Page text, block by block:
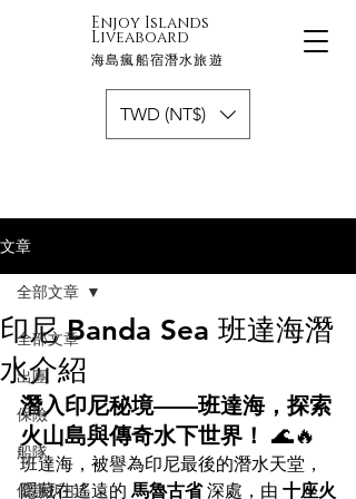
Enjoy Islands
Liveaboard
海島瘋船宿潛水旅遊
TWD (NT$)
文章
全部文章
出團
保險
船隊
優惠折扣
全部文章
印尼 Banda Sea 班達海潛
水介紹
潛入印尼秘境——班達海，探索
火山島與傳奇水下世界！ 🌊🔥
班達海，被譽為印尼最後的潛水天堂，
隱藏在遙遠的 馬魯古省 深處，由 十座火